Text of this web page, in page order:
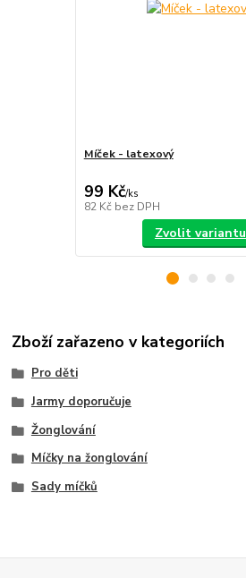
Míček - latexový
99 Kč/ks
82 Kč bez DPH
Zvolit variantu
Zboží zařazeno v kategoriích
Pro děti
Jarmy doporučuje
Žonglování
Míčky na žonglování
Sady míčků